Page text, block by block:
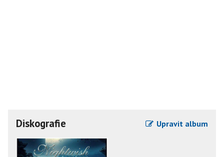
Diskografie Upravit album